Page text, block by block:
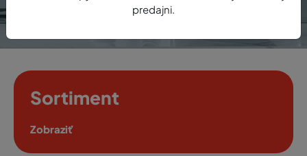
Sortiment
Zobraziť
predajni.